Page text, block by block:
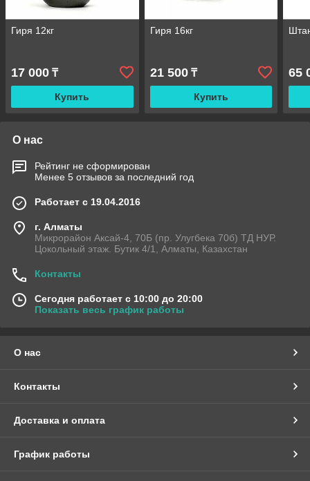
Гиря 12кг
17 000 ₸
Купить
Гиря 16кг
21 500₸
Купить
65
О нас
Рейтинг не сформирован
Менее 5 отзывов за последний год
Работает с 19.04.2016
г. Алматы
Микрорайон Аксай-4, 70Б (пр. Улугбека 70б) ТД НУР.
Цокольный этаж. Бутик 4/1, Алматы, Казахстан
Контакты
Сегодня работает с 10:00 до 20:00
Показать весь график работы
О нас
Контакты
Доставка и оплата
График работы